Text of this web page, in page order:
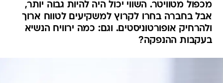
מכפול מטוויטר. השווי יכול היה להיות גבוה יותר,
אבל בחברה בחרו לקרוץ למשקיעים לטווח ארוך
ולהרחיק אופורטוניסטים. וגם: כמה ירוויח הנשיא
בעקבות ההנפקה?